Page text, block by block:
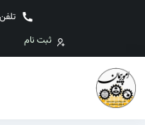
تلفن:
ثبت نام